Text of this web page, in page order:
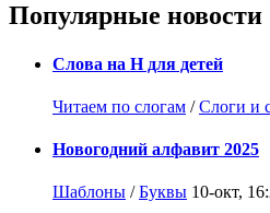
Популярные новости
Слова на Н для детей
Читаем по слогам /Слоги и
Новогодний алфавит 2025
Шаблоны /Буквы 10-окт,